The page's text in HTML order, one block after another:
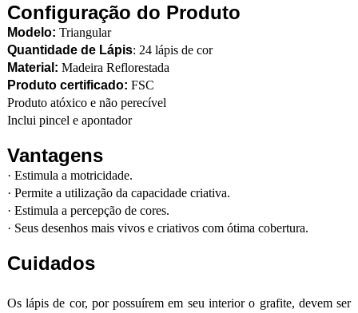
Configuração do Produto
Modelo: Triangular
Quantidade de Lápis: 24 lápis de cor
Material: Madeira Reflorestada
Produto certificado: FSC
Produto atóxico e não perecível
Inclui pincel e apontador
Vantagens
· Estimula a motricidade.
· Permite a utilização da capacidade criativa.
· Estimula a percepção de cores.
· Seus desenhos mais vivos e criativos com ótima cobertura.
Cuidados
Os lápis de cor, por possuírem em seu interior o grafite, devem ser